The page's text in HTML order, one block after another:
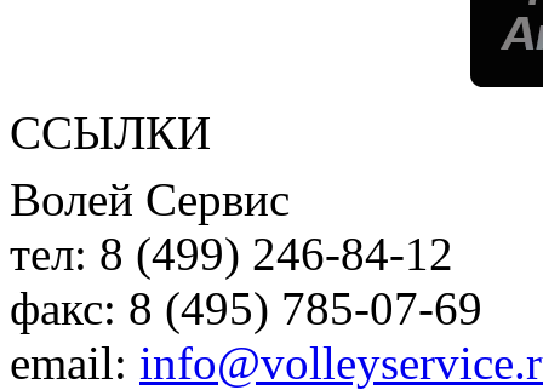
ССЫЛКИ
Волей Сервис
тел: 8 (499) 246-84-12
факс: 8 (495) 785-07-69
email: